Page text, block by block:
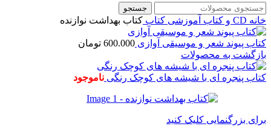
جستجو
خانه CD و کتاب آموزشی کتاب کتاب بهداشت نوازنده
کتاب پیوند شعر و موسیقی آوازی 600.000 تومان
بازگشت به محصولات
کتاب پنجره ای با شیشه های کوچک رنگی ناموجود
برای بزرگنمایی کلیک کنید